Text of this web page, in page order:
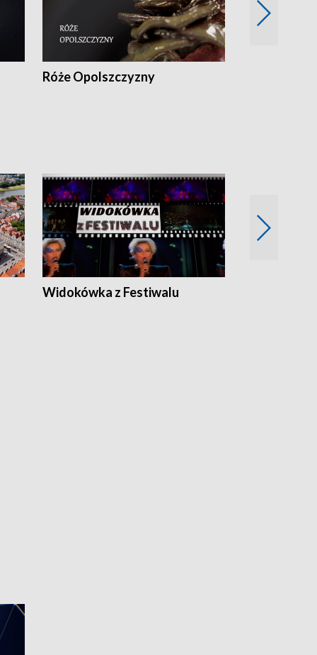
Róże Opolszczyzny
Widokówka z Festiwalu